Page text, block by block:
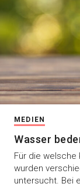
MEDIEN
Wasser
Für die welsche
wurden
untersucht. Bei